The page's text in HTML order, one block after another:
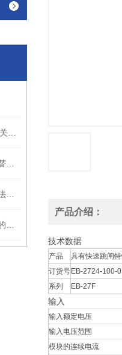
产品介绍：
技术数据
产品
具有快速跳闸
订货号 EB-2724-100-
系列
EB-27F
输入
输入额定电压
输入电压范围
模块的连续电流